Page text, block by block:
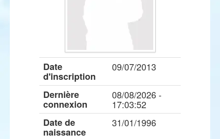
Date
d'inscription
09/07/2013
Dernière
connexion
08/08/2026 -
17:03:52
Date de
naissance
31/01/1996